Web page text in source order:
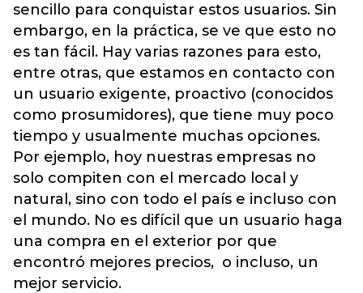
sencillo para conquistar estos usuarios. Sin
embargo, en la práctica, se ve que esto no
es tan fácil. Hay varias razones para esto,
entre otras, que estamos en contacto con
un usuario exigente, proactivo (conocidos
como prosumidores), que tiene muy poco
tiempo y usualmente muchas opciones.
Por ejemplo, hoy nuestras empresas no
solo compiten con el mercado local y
natural, sino con todo el país e incluso con
el mundo. No es difícil que un usuario haga
una compra en el exterior por que
encontró mejores precios, o incluso, un
mejor servicio.